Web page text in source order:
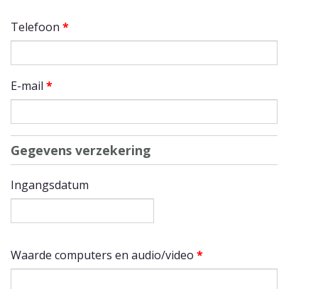
Telefoon *
E-mail *
Gegevens verzekering
Ingangsdatum
Waarde computers en audio/video *